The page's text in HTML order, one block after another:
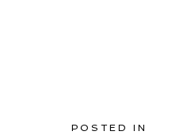
POSTED IN